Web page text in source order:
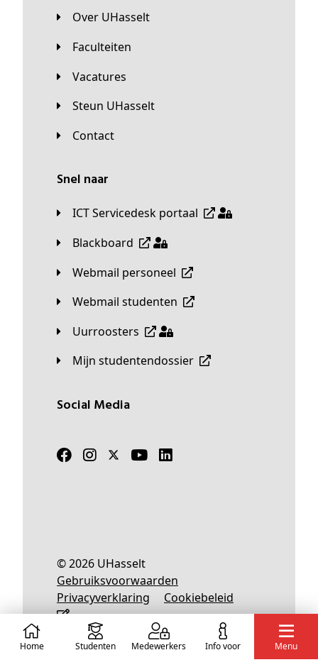
Over UHasselt
Faculteiten
Vacatures
Steun UHasselt
Contact
Snel naar
ICT Servicedesk portaal
Blackboard
Webmail personeel
Webmail studenten
Uurroosters
Mijn studentendossier
Social Media
© 2026 UHasselt
Gebruiksvoorwaarden
Privacyverklaring
Cookiebeleid
Nederlands English
Home Studenten Medewerkers info voor Menu